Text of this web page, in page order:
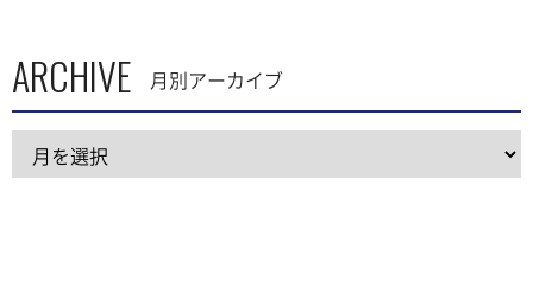
ARCHIVE 月別アーカイブ